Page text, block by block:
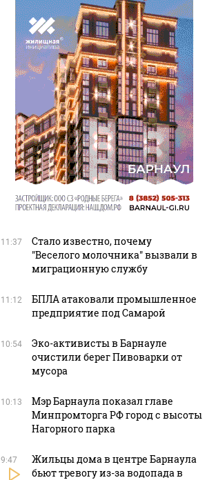
11:37
Стало известно, почему
"Веселого молочника" вызвали в
миграционную службу
11:12
БПЛА атаковали промышленное
предприятие под Самарой
10:54
Эко-активисты в Барнауле
очистили берег Пивоварки от
мусора
10:13
Мэр Барнаула показал главе
Минпромторга РФ город с высоты
Нагорного парка
9:47
Жильцы дома в центре Барнаула
бьют тревогу из-за водопада в